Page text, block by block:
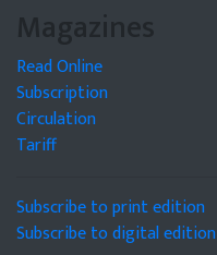
Magazines
Read Online
Subscription
Circulation
Tariff
Subscribe to print edition
Subscribe to digital edition